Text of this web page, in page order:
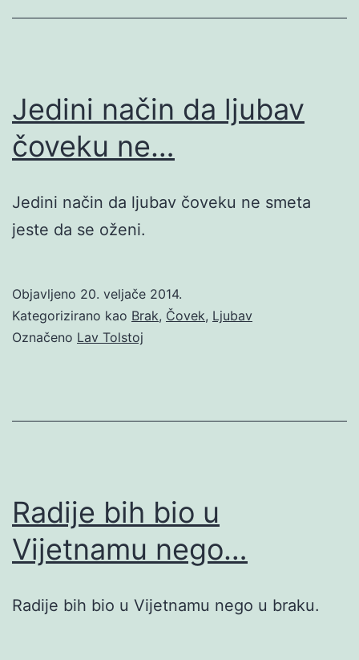
Jedini način da ljubav
čoveku ne…
Jedini način da ljubav čoveku ne smeta
jeste da se oženi.
Objavljeno 20. veljače 2014.
Kategorizirano kao Brak, Čovek, Ljubav
Označeno Lav Tolstoj
Radije bih bio u
Vijetnamu nego…
Radije bih bio u Vijetnamu nego u braku.